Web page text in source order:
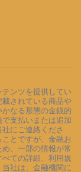
ンツを提供してい
されている商品や
なる形態の金銭的
支払いまたは追加
にご連絡くださ
とですが、金融お
、一部の情報が常
ての詳細、利用規
社は、金融機関に